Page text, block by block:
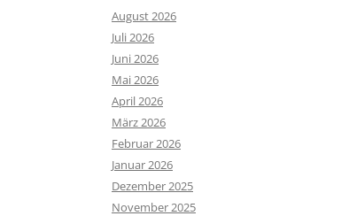
August 2026
Juli 2026
Juni 2026
Mai 2026
April 2026
März 2026
Februar 2026
Januar 2026
Dezember 2025
November 2025